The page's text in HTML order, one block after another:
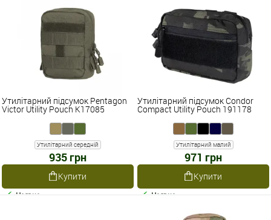
Утилітарний підсумок Pentagon
Victor Utility Pouch K17085
Утилітарний середній
935 грн
Купити
Наявне
Утилітарний підсумок Condor
Compact Utility Pouch 191178
Утилітарний малий
971 грн
Купити
Наявне